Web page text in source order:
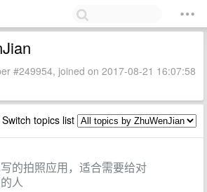
#249954, joined on 2017-08-21 16:07:58
Switch topics list
的拍照应用，适合需要给对
人